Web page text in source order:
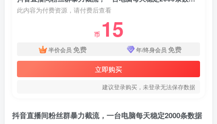
此内容为付费资源，请付费后查看
币 15
半价会员 免费 年/终身会员 免费
立即购买
建议登录购买，未登录无法保存数据
抖音直播间粉丝群暴力截流，一台电脑每天稳定2000条数据